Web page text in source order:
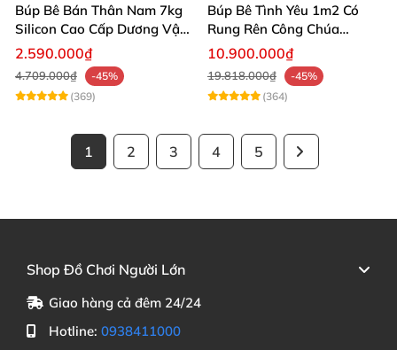
Búp Bê Bán Thân Nam 7kg
Silicon Cao Cấp Dương Vật
Giả Chân Thật Thiết Kế Cơ
Bắp Quyến Rũ
2.590.000₫
4.709.000₫
-45%
(369)
Búp Bê Tình Yêu 1m2 Có
Rung Rên Công Chúa
Anime Xinh Đẹp
10.900.000₫
19.818.000₫
-45%
(364)
1 2 3 4 5
Shop Đồ Chơi Người Lớn
Giao hàng cả đêm 24/24
Hotline: 0938411000